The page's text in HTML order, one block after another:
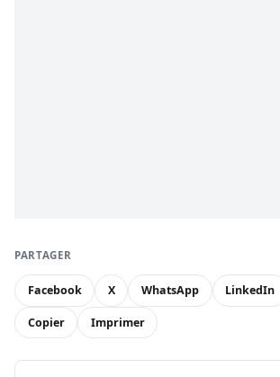
PARTAGER
Facebook X WhatsApp LinkedIn
Copier Imprimer